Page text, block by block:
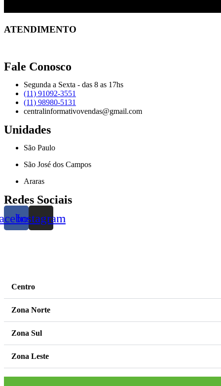
ATENDIMENTO
Fale Conosco
Segunda a Sexta - das 8 as 17hs
(11) 91092-3551
(11) 98980-5131
centralinformativovendas@gmail.com
Unidades
São Paulo
São José dos Campos
Araras
Redes Sociais
Instagram
Centro
Zona Norte
Zona Sul
Zona Leste
Zona Oeste